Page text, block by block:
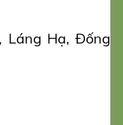
Láng Hạ, Đống